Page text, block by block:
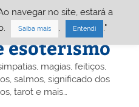
– Portal
esoterismo
magias, feitiços,
salmos, significado dos
tarot e mais…
navegar no site, estará a
Saiba mais Entendi ."